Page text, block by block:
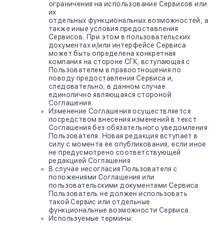
ограничения на использование Сервисов или
их
отдельных функциональных возможностей, а
также иные условия предоставления
Сервисов. При этом в пользовательских
документах и/или интерфейсе Сервиса
может быть определена конкретная
компания на стороне СГК, вступающая с
Пользователем в правоотношения по
поводу предоставления Сервиса и,
следовательно, в данном случае
единолично являющаяся стороной
Соглашения.
Изменение Соглашения осуществляется
посредством внесения изменений в текст
Соглашения без обязательного уведомления
Пользователя. Новая редакция вступает в
силу с момента ее опубликования, если иное
не предусмотрено соответствующей
редакцией Соглашения
В случае несогласия Пользователя с
положениями Соглашения или
пользовательскими документами Сервиса
Пользователь не должен использовать
такой Сервис или отдельные
функциональные возможности Сервиса.
Используемые термины: